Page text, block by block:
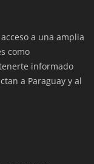
Pequeña y
a una amplia
como
informado
a Paraguay y al